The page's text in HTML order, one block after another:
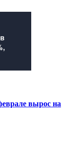
вырос на